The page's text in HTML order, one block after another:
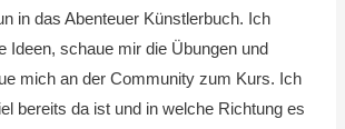
in das Abenteuer Künstlerbuch. Ich
Ideen, schaue mir die Übungen und
mich an der Community zum Kurs. Ich
bereits da ist und in welche Richtung es